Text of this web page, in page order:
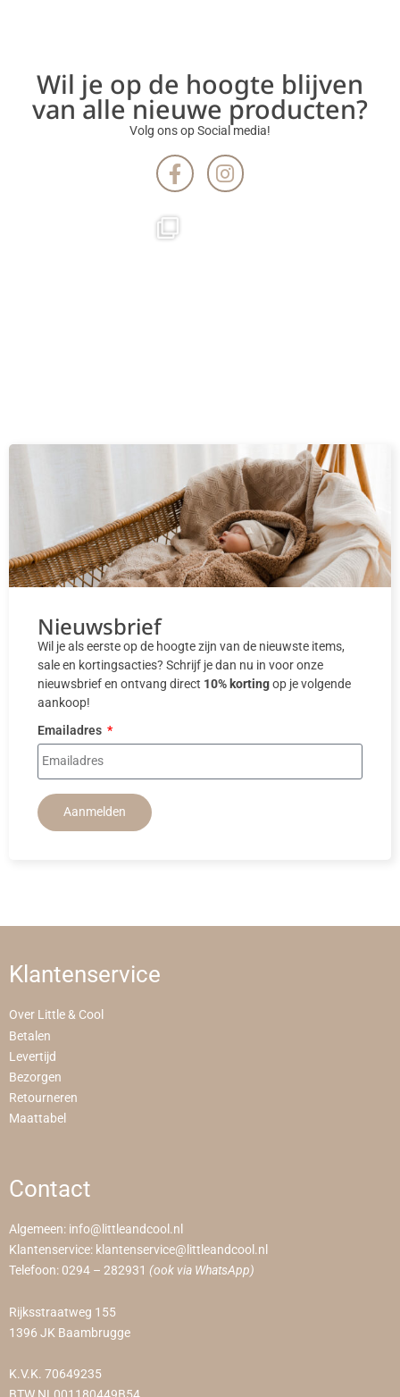
Wil je op de hoogte blijven
van alle nieuwe producten?
Volg ons op Social media!
Nieuwsbrief
Wil je als eerste op de hoogte zijn van de nieuwste items,
sale en kortingsacties? Schrijf je dan nu in voor onze
nieuwsbrief en ontvang direct 10% kortingop je volgende
aankoop!
Emailadres
Aanmelden
Klantenservice
Over Little & Cool
Betalen
Levertijd
Bezorgen
Retourneren
Maattabel
Contact
Algemeen: info@littleandcool.nl
Klantenservice: klantenservice@littleandcool.nl
Telefoon: 0294 – 282931 (ook via WhatsApp)
Rijksstraatweg 155
1396 JK Baambrugge
K.V.K. 70649235